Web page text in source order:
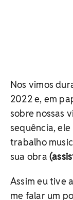
Nos vimos
2022 e, em
sobre nossas
sequência,
trabalho
sua obra
Assim eu tive
me falar um